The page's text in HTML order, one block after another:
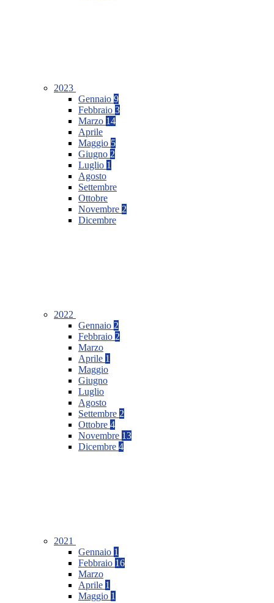
2023
Gennaio 9
Febbraio 3
Marzo 14
Aprile
Maggio 5
Giugno 2
Luglio 1
Agosto
Settembre
Ottobre
Novembre 2
Dicembre
2022
Gennaio 2
Febbraio 2
Marzo
Aprile 1
Maggio
Giugno
Luglio
Agosto
Settembre 2
Ottobre 4
Novembre 13
Dicembre 4
2021
Gennaio 1
Febbraio 16
Marzo
Aprile 1
Maggio 1